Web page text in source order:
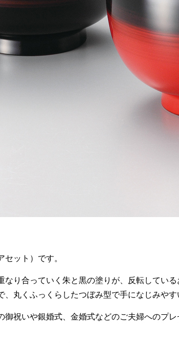
ット）です。
なり合っていく朱と黒の塗りが、反転してい
丸くふっくらしたつぼみ型で手になじみやす
祝いや銀婚式、金婚式などのご夫婦へのプレ